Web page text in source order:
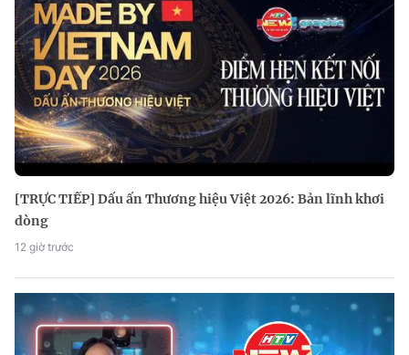
[TRỰC TIẾP] Dấu ấn Thương hiệu Việt 2026: Bản lĩnh khơi
dòng
12 giờ trước